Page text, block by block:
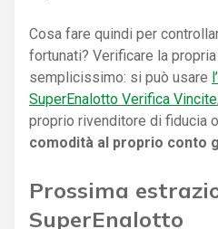
Cosa fare quindi per
fortunati? Verificare la
semplicissimo: si può usare
SuperEnalotto Verifica Vincite
proprio rivenditore di fiducia
comodità al proprio conto
Prossima
SuperEnalotto